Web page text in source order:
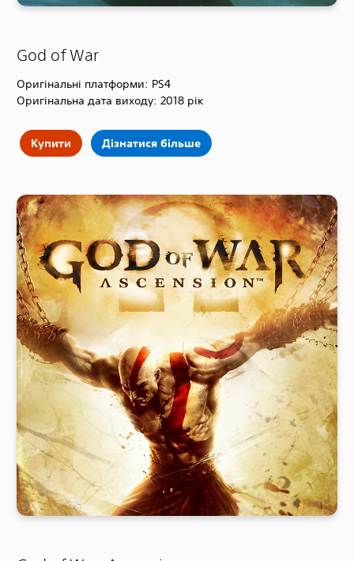
God of War
Оригінальні платформи: PS4
Оригінальна дата виходу: 2018 рік
Купити Дізнатися більше